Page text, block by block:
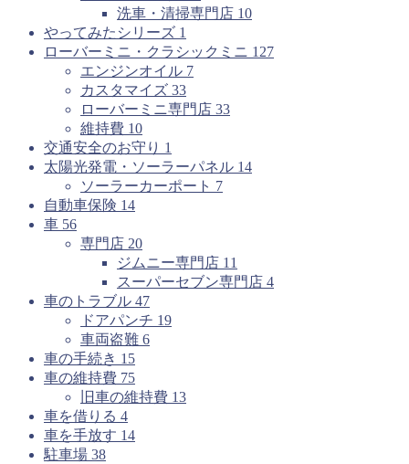
洗車・清掃専門店 10
やってみたシリーズ 1
ローバーミニ・クラシックミニ 127
エンジンオイル 7
カスタマイズ 33
ローバーミニ専門店 33
維持費 10
交通安全のお守り 1
太陽光発電・ソーラーパネル 14
ソーラーカーポート 7
自動車保険 14
車 56
専門店 20
ジムニー専門店 11
スーパーセブン専門店 4
車のトラブル 47
ドアパンチ 19
車両盗難 6
車の手続き 15
車の維持費 75
旧車の維持費 13
車を借りる 4
車を手放す 14
駐車場 38